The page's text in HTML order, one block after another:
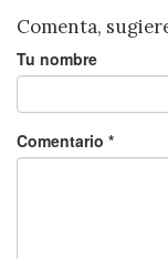
Comenta,
Tu nombre
Comentario *